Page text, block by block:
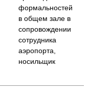
формальностей
в общем зале в
сопровождении
сотрудника
аэропорта,
носильщик